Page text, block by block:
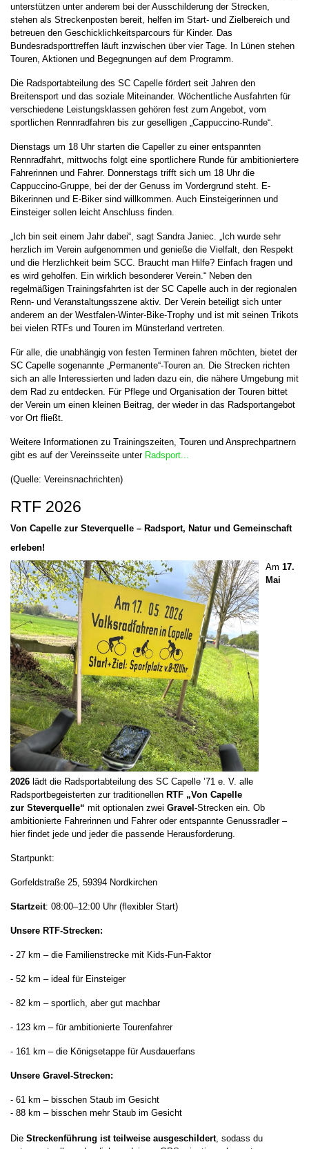
unterstützen unter anderem bei der Ausschilderung der Strecken,
stehen als Streckenposten bereit, helfen im Start- und Zielbereich und
betreuen den Geschicklichkeitsparcours für Kinder. Das
Bundesradsporttreffen läuft inzwischen über vier Tage. In Lünen stehen
Touren, Aktionen und Begegnungen auf dem Programm.
Die Radsportabteilung des SC Capelle fördert seit Jahren den
Breitensport und das soziale Miteinander. Wöchentliche Ausfahrten für
verschiedene Leistungsklassen gehören fest zum Angebot, vom
sportlichen Rennradfahren bis zur geselligen „Cappuccino-Runde“.
Dienstags um 18 Uhr starten die Capeller zu einer entspannten
Rennradfahrt, mittwochs folgt eine sportlichere Runde für ambitioniertere
Fahrerinnen und Fahrer. Donnerstags trifft sich um 18 Uhr die
Cappuccino-Gruppe, bei der der Genuss im Vordergrund steht. E-
Bikerinnen und E-Biker sind willkommen. Auch Einsteigerinnen und
Einsteiger sollen leicht Anschluss finden.
„Ich bin seit einem Jahr dabei“, sagt Sandra Janiec. „Ich wurde sehr
herzlich im Verein aufgenommen und genieße die Vielfalt, den Respekt
und die Herzlichkeit beim SCC. Braucht man Hilfe? Einfach fragen und
es wird geholfen. Ein wirklich besonderer Verein.“ Neben den
regelmäßigen Trainingsfahrten ist der SC Capelle auch in der regionalen
Renn- und Veranstaltungsszene aktiv. Der Verein beteiligt sich unter
anderem an der Westfalen-Winter-Bike-Trophy und ist mit seinen Trikots
bei vielen RTFs und Touren im Münsterland vertreten.
Für alle, die unabhängig von festen Terminen fahren möchten, bietet der
SC Capelle sogenannte „Permanente“-Touren an. Die Strecken richten
sich an alle Interessierten und laden dazu ein, die nähere Umgebung mit
dem Rad zu entdecken. Für Pflege und Organisation der Touren bittet
der Verein um einen kleinen Beitrag, der wieder in das Radsportangebot
vor Ort fließt.
Weitere Informationen zu Trainingszeiten, Touren und Ansprechpartnern
gibt es auf der Vereinsseite unter Radsport...
(Quelle: Vereinsnachrichten)
RTF 2026
Von Capelle zur Steverquelle – Radsport, Natur und Gemeinschaft
erleben!
Am 17.
Mai
2026 lädt die Radsportabteilung des SC Capelle ’71 e. V. alle
Radsportbegeisterten zur traditionellen RTF „Von Capelle
zur Steverquelle“ mit optionalen zwei Gravel -Strecken ein. Ob
ambitionierte Fahrerinnen und Fahrer oder entspannte Genussradler –
hier findet jede und jeder die passende Herausforderung.
Startpunkt:
Gorfeldstraße 25, 59394 Nordkirchen
Startzeit: 08:00–12:00 Uhr (flexibler Start)
Unsere RTF-Strecken:
- 27 km – die Familienstrecke mit Kids-Fun-Faktor
- 52 km – ideal für Einsteiger
- 82 km – sportlich, aber gut machbar
- 123 km – für ambitionierte Tourenfahrer
- 161 km – die Königsetappe für Ausdauerfans
Unsere Gravel-Strecken:
- 61 km – bisschen Staub im Gesicht
- 88 km – bisschen mehr Staub im Gesicht
Die Streckenführung ist teilweise ausgeschildert, sodass du